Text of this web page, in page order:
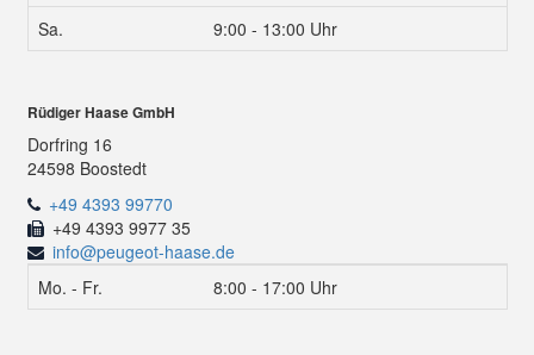
Sa.
9:00 - 13:00 Uhr
Rüdiger Haase GmbH
Dorfring 16
24598 Boostedt
+49 4393 99770
+49 4393 9977 35
info@peugeot-haase.de
Mo. - Fr.
8:00 - 17:00 Uhr